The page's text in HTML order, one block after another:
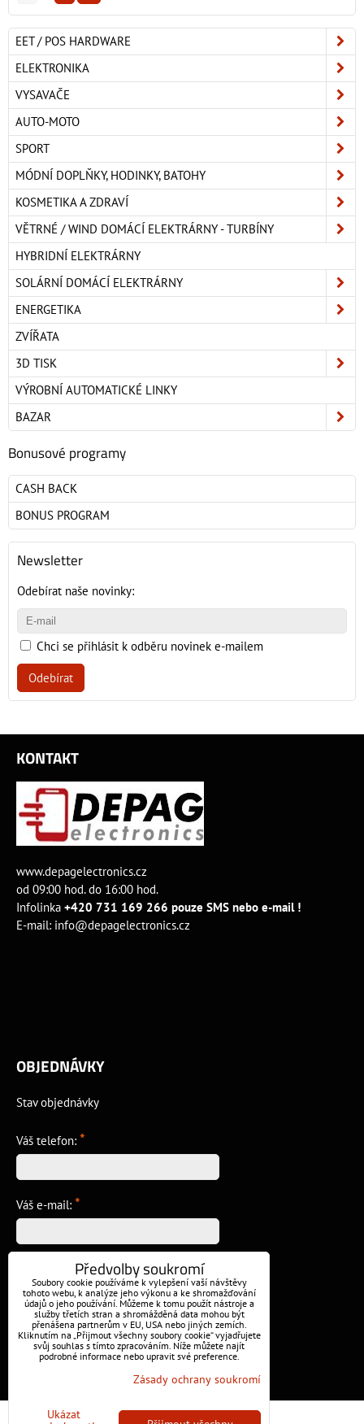
EET / POS HARDWARE
ELEKTRONIKA
VYSAVAČE
AUTO-MOTO
SPORT
MÓDNÍ DOPLŇKY, HODINKY, BATOHY
KOSMETIKA A ZDRAVÍ
VĚTRNÉ / WIND DOMÁCÍ ELEKTRÁRNY - TURBÍNY
HYBRIDNÍ ELEKTRÁRNY
SOLÁRNÍ DOMÁCÍ ELEKTRÁRNY
ENERGETIKA
ZVÍŘATA
3D TISK
VÝROBNÍ AUTOMATICKÉ LINKY
BAZAR
Bonusové programy
CASH BACK
BONUS PROGRAM
Newsletter
Odebírat naše novinky:
Chci se přihlásit k odběru novinek e-mailem
Odebírat
KONTAKT
www.depagelectronics.cz
od 09:00 hod. do 16:00 hod.
Infolinka +420 731 169 266 pouze SMS nebo e-mail !
E-mail: info@depagelectronics.cz
OBJEDNÁVKY
Stav objednávky
Váš telefon: *
Váš e-mail: *
Předvolby soukromí Zásady ochrany soukromí
Předvolby soukromí
Soubory cookie používáme k vylepšení vaší návštěvy
tohoto webu, k analýze jeho výkonu a ke shromažďování
údajů o jeho používání. Můžeme k tomu použít nástroje a
služby třetích stran a shromážděná data mohou být
přenášena partnerům v EU, USA nebo jiných zemích.
Kliknutím na „Přijmout všechny soubory cookie“ vyjadřujete
svůj souhlas s tímto zpracováním. Níže můžete najít
podrobné informace nebo upravit své preference.
Zásady ochrany soukromí
Ukázat